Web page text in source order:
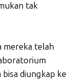
tak
mereka telah
diungkap ke